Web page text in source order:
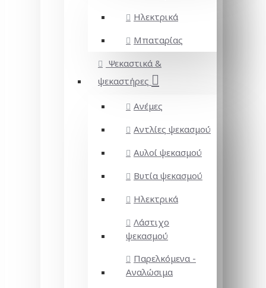
Ηλεκτρικά
Μπαταρίας
Ψεκαστικά &
ψεκαστήρες
Ανέμες
Αντλίες ψεκασμού
Αυλοί ψεκασμού
Βυτία ψεκασμού
Ηλεκτρικά
Λάστιχο
ψεκασμού
Παρελκόμενα -
Αναλώσιμα